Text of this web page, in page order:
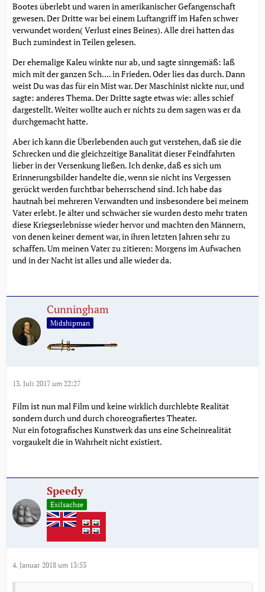
Bootes überlebt und waren in amerikanischer Gefangenschaft
gewesen. Der Dritte war bei einem Luftangriff im Hafen schwer
verwundet worden( Verlust eines Beines). Alle drei hatten das
Buch zumindest in Teilen gelesen.
Der ehemalige Kaleu winkte nur ab, und sagte sinngemäß: laß
mich mit der ganzen Sch.... in Frieden. Oder lies das durch. Dann
weist Du was das für ein Mist war. Der Maschinist nickte nur, und
sagte: anderes Thema. Der Dritte sagte etwas wie: alles schief
dargestellt. Weiter wollte auch er nichts zu dem sagen was er da
durchgemacht hatte.
Aber ich kann die Überlebenden auch gut verstehen, daß sie die
Schrecken und die gleichzeitige Banalität dieser Feindfahrten
lieber in der Versenkung ließen. Ich denke, daß es sich um
Erinnerungsbilder handelte die, wenn sie nicht ins Vergessen
gerückt werden furchtbar beherrschend sind. Ich habe das
hautnah bei mehreren Verwandten und insbesondere bei meinem
Vater erlebt. Je älter und schwächer sie wurden desto mehr traten
diese Kriegserlebnisse wieder hervor und machten den Männern,
von denen keiner dement war, in ihren letzten Jahren sehr zu
schaffen. Um meinen Vater zu zitieren: Morgens im Aufwachen
und in der Nacht ist alles und alle wieder da.
Cunningham
Midshipman
13. Juli 2017 um 22:27
Film ist nun mal Film und keine wirklich durchlebte Realität
sondern durch und durch choreografiertes Theater.
Nur ein fotografisches Kunstwerk das uns eine Scheinrealität
vorgaukelt die in Wahrheit nicht existiert.
Speedy
Exilsachse
4. Januar 2018 um 13:53